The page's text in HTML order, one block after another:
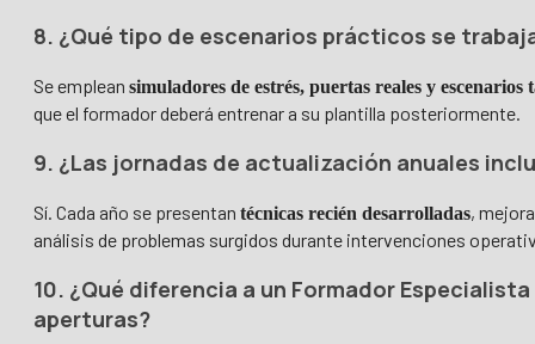
8. ¿Qué tipo de escenarios prácticos se
Se emplean simuladores de estrés, puertas reales y escenarios
que el formador deberá entrenar a su plantilla posteriormente.
9. ¿Las jornadas de actualización anuales
Sí. Cada año se presentan técnicas recién desarrolladas,
análisis de problemas surgidos durante intervenciones
10. ¿Qué diferencia a un Formador
aperturas?